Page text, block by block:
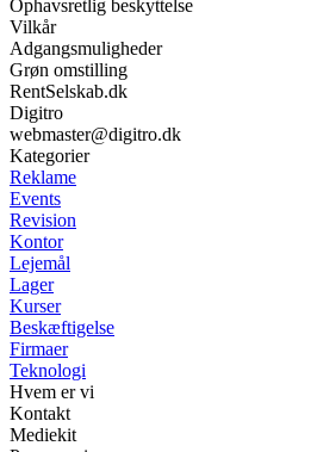
Ophavsretlig beskyttelse
Vilkår
Adgangsmuligheder
Grøn omstilling
RentSelskab.dk
Digitro
webmaster@digitro.dk
Kategorier
Reklame
Events
Revision
Kontor
Lejemål
Lager
Kurser
Beskæftigelse
Firmaer
Teknologi
Hvem er vi
Kontakt
Mediekit